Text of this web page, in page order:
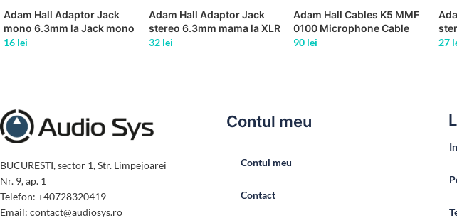
Adam Hall Adaptor Jack
mono 6.3mm la Jack mono
3.5mm
16 lei
Adam Hall Adaptor Jack
stereo 6.3mm mama la XLR
mama
32 lei
Adam Hall Cables K5 MMF
0100 Microphone Cable
Neutrik XLR female to XLR
90 lei 27
BUCURESTI, sector 1, Str. Limpejoarei
Nr. 9, ap. 1
Telefon: +40728320419
Email: contact@audiosys.ro
Contul meu
Contul meu
Contact